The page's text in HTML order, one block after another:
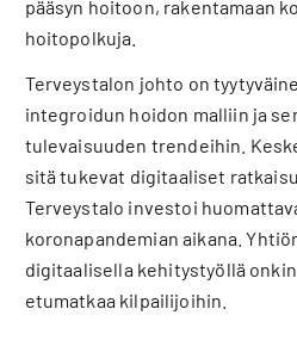
pääsyn hoitoon, rakentamaan
hoitopolkuja.
Terveystalon johto on
integroidun hoidon malliin ja
tulevaisuuden trendeihin.
sitä tukevat digitaaliset
Terveystalo investoi
koronapandemian aikana.
digitaalisella kehitystyöllä
etumatkaa kilpailijoihin.